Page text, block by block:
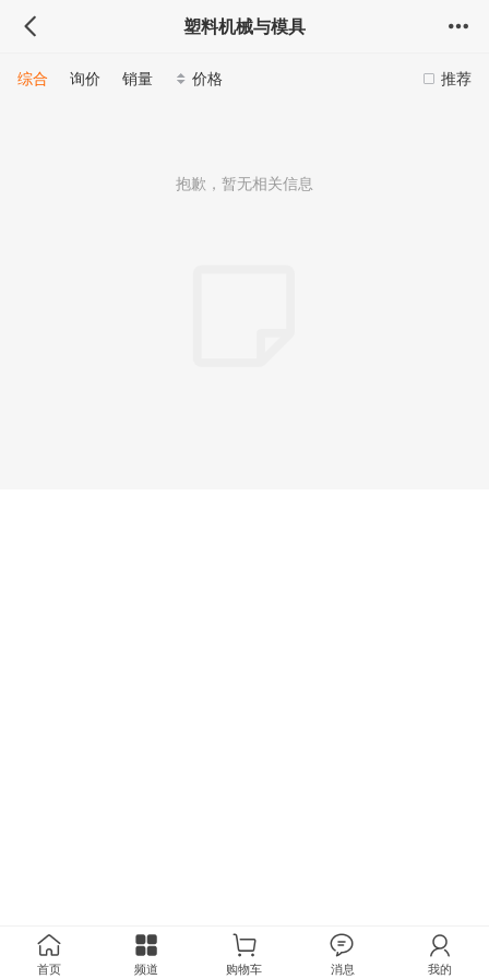
塑料机械与模具
推荐
综合 询价 销量 价格
抱歉，暂无相关信息
首页 频道 购物车 消息 我的